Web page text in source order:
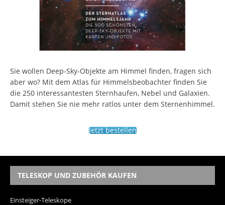
Sie wollen Deep-Sky-Objekte am Himmel finden, fragen sich
aber wo? Mit dem Atlas für Himmelsbeobachter finden Sie
die 250 interessantesten Sternhaufen, Nebel und Galaxien.
Damit stehen Sie nie mehr ratlos unter dem Sternenhimmel.
Jetzt bestellen
TELESKOP UND ZUBEHÖR KAUFEN
Einsteiger-Teleskope